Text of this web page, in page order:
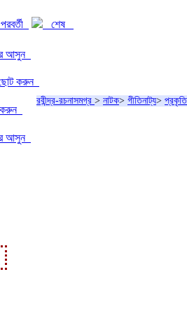
পরবর্তী
শেষ
আসুন
করুন
করুন
আসুন
রবীন্দ্র-রচনাসমগ্র > নাটক> গীতিনাট্য>